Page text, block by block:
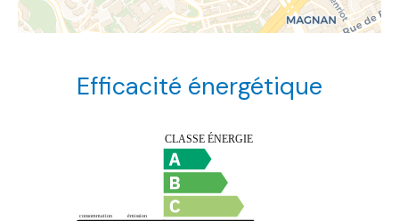
Efficacité énergétique